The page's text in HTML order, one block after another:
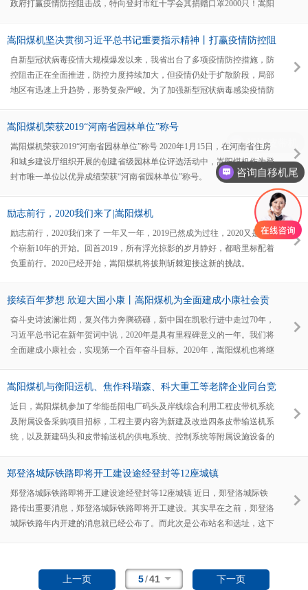
政府打赢疫情防控阻击战，特向登封市红十字会其捐赠口罩2000只！嵩阳
团体举办的各种公益活动和奉献爱心活动，培养职工向社会奉献爱心的道
社会公益事业共捐助资金70余万元。每年定期向登封山区的70岁以上的老
人捐赠生活物资2万余元，2008年汶川地震后的第一
嵩阳煤机坚决贯彻习近平总书记重要指示精神丨打赢疫情防控阻
击战
自新型冠状病毒疫情大规模爆发以来，我省出台了多项疫情防控措施，防
控阻击正在全面推进，防控力度持续加大，但疫情仍处于扩散阶段，局部
地区有迅速上升趋势，形势复杂严峻。为了加强新型冠状病毒感染疫情防
体健康，我司决定将延长2020年春节假期至2月9日(农历正月十六，星期
预祝我国打赢疫情阻击战，中国加油！
嵩阳煤机荣获2019“河南省园林单位”称号
嵩阳煤机荣获2019“河南省园林单位”称号 2020年1月15日，在河南省住房
和城乡建设厅组织开展的创建省级园林单位评选活动中，嵩阳煤机作为登
封市唯一单位以优异成绩荣获“河南省园林单位”称号。
励志前行，2020我们来了|嵩阳煤机
励志前行，2020我们来了 一年又一年，2019已然成为过往，2020又是一
个崭新10年的开始。回首2019，所有浮光掠影的岁月静好，都暗里标配着
负重前行。2020已经开始，嵩阳煤机将披荆斩棘迎接这新的挑战。
接续百年梦想 欣迎大国小康丨嵩阳煤机为全面建成小康社会贡
献力量
奋斗史诗波澜壮阔，复兴伟力奔腾磅礴，新中国在凯歌行进中走过70年，
习近平总书记在新年贺词中说，2020年是具有里程碑意义的一年。我们将
全面建成小康社会，实现第一个百年奋斗目标。2020年，嵩阳煤机也将继
力量。在过去的2019年中，我们国不仅取得全面建成小康社会新的重大进
艰苦奋斗，创造了“当惊世界殊”的发展成就，推动伟大祖国实现了史诗般
的进步，书写了人类发展史上的
嵩阳煤机与衡阳运机、焦作科瑞森、科大重工等老牌企业同台竞
技
近日，嵩阳煤机参加了华能岳阳电厂码头及岸线综合利用工程皮带机系统
及附属设备采购项目招标，工程主要内容为新建及改造四条皮带输送机系
统，以及新建码头和皮带输送机的供电系统、控制系统等附属设施设备的
改造，在原址新建1座3000吨级散货泊位（码头结构按靠泊10000吨级设
场，吞吐量按进口260万吨/年考虑。嵩阳煤机煤机很重视这次的项目，组
织业务五部与皮带输送机技术三部全体人员进行项目研讨论证，最终确定
跟进。 同时参与项目的还有衡阳运输机械有限公司、天津成科传动机电
技术股份有限公司、焦作科瑞森重装股份有限公司以及上海科大重工集团
郑登洛城际铁路即将开工建设途经登封等12座城镇
郑登洛城际铁路即将开工建设途经登封等12座城镇 近日，郑登洛城际铁
路传出重要消息，郑登洛城际铁路即将开工建设。其实早在之前，郑登洛
城际铁路年内开建的消息就已经公布了。而此次是公布站名和选址，这下
上一页 5/41 下一页
咨询皮带机
咨询自移机尾